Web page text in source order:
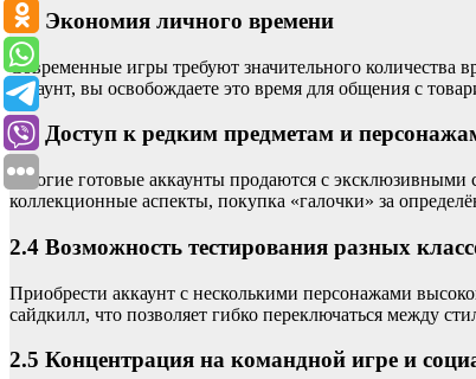
2.2 Экономия личного времени
Современные игры требуют значительного количества
аккаунт, вы освобождаете это время для общения с
2.3 Доступ к редким предметам и
Многие готовые аккаунты продаются с
коллекционные аспекты, покупка «галочки» за
2.4 Возможность тестирования разных
Приобрести аккаунт с несколькими персонажами
сайдкилл, что позволяет гибко переключаться между
2.5 Концентрация на командной игре и